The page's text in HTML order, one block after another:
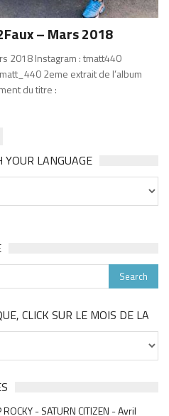
– Mars 2018
2018 Instagram : tmatt440
2eme extrait de l’album
du titre :
LANGUAGE
CLICK SUR LE MOIS DE LA
- SATURN CITIZEN - Avril